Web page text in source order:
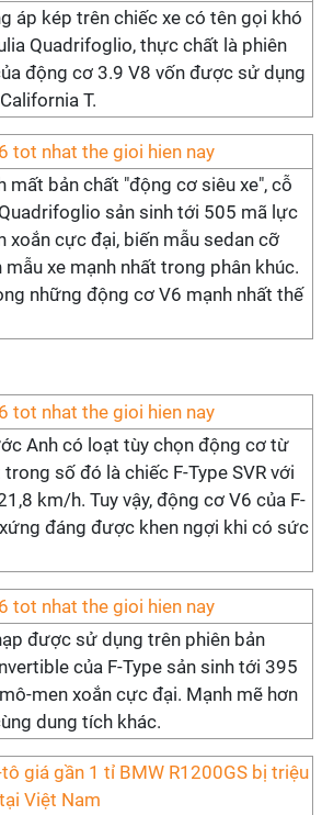
áp kép trên chiếc xe có tên gọi khó
Quadrifoglio, thực chất là phiên
động cơ 3.9 V8 vốn được sử dụng
T.
mất bản chất "động cơ siêu xe", cỗ
sản sinh tới 505 mã lực
xoắn cực đại, biến mẫu sedan cỡ
mẫu xe mạnh nhất trong phân khúc.
những động cơ V6 mạnh nhất thế
Anh có loạt tùy chọn động cơ từ
số đó là chiếc F-Type SVR với
km/h. Tuy vậy, động cơ V6 của F-
đáng được khen ngợi khi có sức
được sử dụng trên phiên bản
của F-Type sản sinh tới 395
men xoắn cực đại. Mạnh mẽ hơn
dung tích khác.
giá gần 1 tỉ BMW R1200GS bị triệu
Việt Nam